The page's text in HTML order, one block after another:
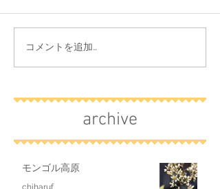
コメントを追加…
archive
モンゴル高原
chiharuf